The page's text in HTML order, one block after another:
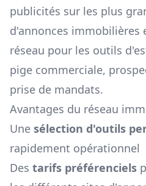
publicités sur les plus
d'annonces immobilières
réseau pour les outils
pige commerciale,
prise de mandats.
Avantages du réseau
Une sélection d'outils
rapidement opérationnel
Des tarifs préférenciels